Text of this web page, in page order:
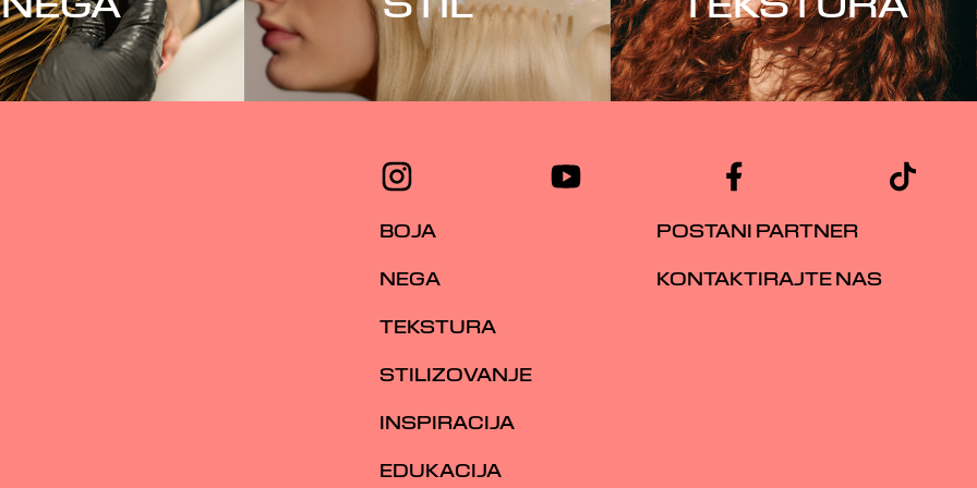
BOJA
NEGA
TEKSTURA
STILIZOVANJE
INSPIRACIJA
EDUKACIJA
POSTANI PARTNER
KONTAKTIRAJTE NAS